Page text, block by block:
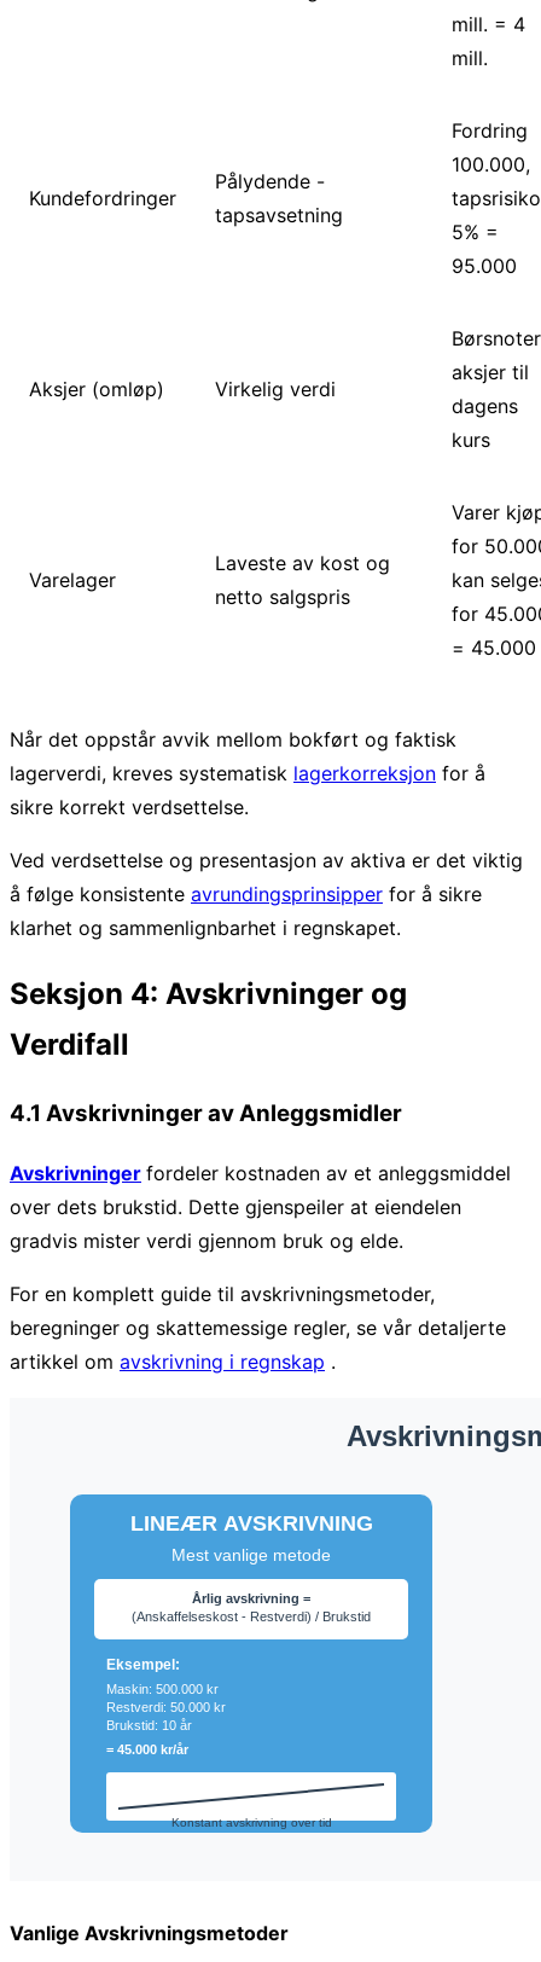
mill. = 4
mill.
Kundefordringer
Pålydende -
tapsavsetning
Fordring
100.000,
tapsrisiko
5% =
95.000
Aksjer (omløp) Virkelig verdi
aksjer til
dagens
kurs
Varelager
Laveste av kost og
netto salgspris
Varer
for
kan
for
= 45.000
Når det oppstår avvik mellom bokført og faktisk
lagerverdi, kreves systematisk lagerkorreksjon for å
sikre korrekt verdsettelse.
Ved verdsettelse og presentasjon av aktiva er det viktig
å følge konsistente avrundingsprinsipper for å sikre
klarhet og sammenlignbarhet i regnskapet.
Seksjon 4: Avskrivninger og
Verdifall
4.1 Avskrivninger av Anleggsmidler
Avskrivninger fordeler kostnaden av et anleggsmiddel
over dets brukstid. Dette gjenspeiler at eiendelen
gradvis mister verdi gjennom bruk og elde.
For en komplett guide til avskrivningsmetoder,
beregninger og skattemessige regler, se vår detaljerte
artikkel om avskrivning i regnskap .
Vanlige Avskrivningsmetoder